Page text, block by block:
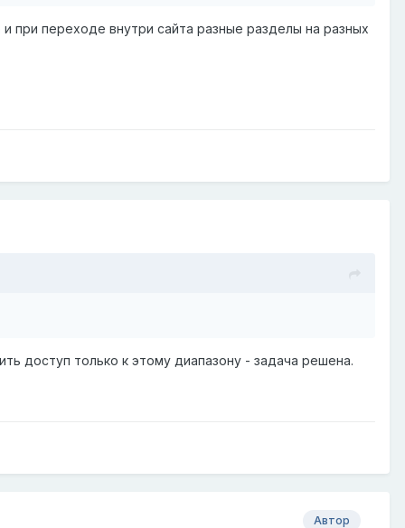
при переходе внутри сайта разные разделы на разных
доступ только к этому диапазону - задача решена.
Автор